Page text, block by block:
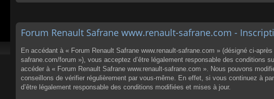
Forum Renault Safrane www.renault-safrane.com -
En accédant à « Forum Renault Safrane www.renault-safrane.com » (désigné ci-
safrane.com/forum »), vous acceptez d’être légalement responsable des conditions
accéder à « Forum Renault Safrane www.renault-safrane.com ». Nous pouvons
conseillons de vérifier régulièrement par vous-même. En effet, si vous continuez à
d’être légalement responsable des conditions modifiées et mises à jour.